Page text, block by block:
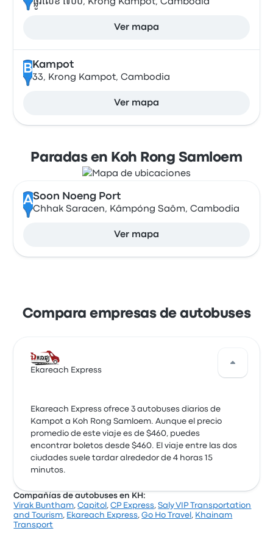
ផ្លូវលេខ ៧០០, Krong Kampot, Cambodia
Ver mapa
B Kampot
33, Krong Kampot, Cambodia
Ver mapa
Paradas en Koh Rong Samloem
ASoon Noeng Port
Chhak Saracen, Kâmpóng Saôm, Cambodia
Ver mapa
Compara empresas de autobuses
Ekareach Express
Ekareach Express ofrece 3 autobuses diarios de
Kampot a Koh Rong Samloem. Aunque el precio
promedio de este viaje es de $460, puedes
encontrar boletos desde $460. El viaje entre las dos
ciudades suele tardar alrededor de 4 horas 15
minutos.
Compañías de autobuses en KH:
Virak Buntham,Capitol ,CP Express,Saly VIP Transportation
and Tourism, Ekareach Express,Go Ho Travel , Khainam
Transport